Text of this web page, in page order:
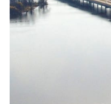
PROPRIÉTÉS
À PROPOS